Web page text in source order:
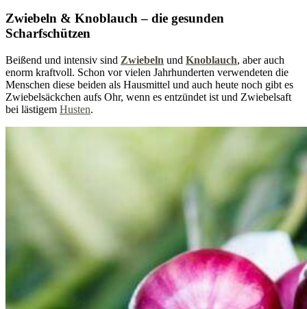
Zwiebeln & Knoblauch – die gesunden
Scharfschützen
Beißend und intensiv sind Zwiebeln und Knoblauch, aber auch
enorm kraftvoll. Schon vor vielen Jahrhunderten verwendeten die
Menschen diese beiden als Hausmittel und auch heute noch gibt es
Zwiebelsäckchen aufs Ohr, wenn es entzündet ist und Zwiebelsaft
bei lästigem Husten.